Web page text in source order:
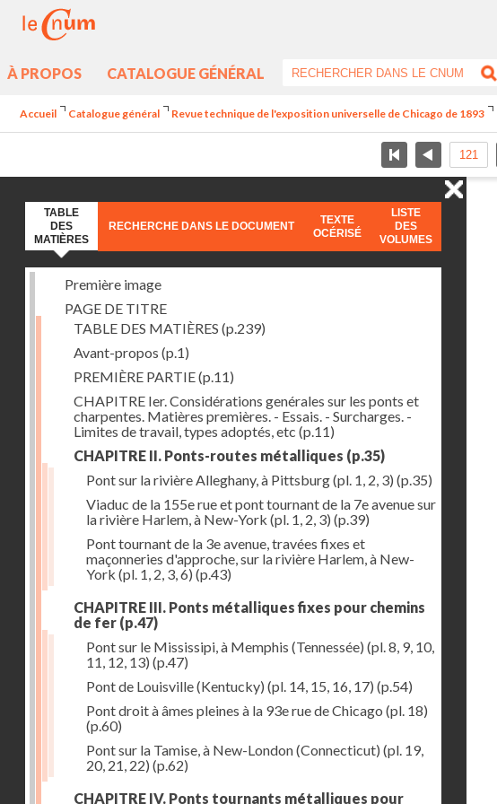
À PROPOS CATALOGUE GÉNÉRAL
Accueil Catalogue général Revue technique de l'exposition universelle de Chicago de 1893
TABLE
DES
MATIÈRES
RECHERCHE DANS LE DOCUMENT
TEXTE
OCÉRISÉ
LISTE
DES
VOLUMES
Première image
PAGE DE TITRE
TABLE DES MATIÈRES (p.239)
Avant-propos (p.1)
PREMIÈRE PARTIE(p.11)
CHAPITRE Ier. Considérations genérales sur les ponts et
charpentes. Matières premières. - Essais. - Surcharges. -
Limites de travail, types adoptés, etc (p.11)
CHAPITRE II. Ponts-routes métalliques (p.35)
Pont sur la rivière Alleghany, à Pittsburg (pl. 1, 2, 3) (p.35)
Viaduc de la 155e rue et pont tournant de la 7e avenue sur
la rivière Harlem, à New-York (pl. 1, 2, 3) (p.39)
Pont tournant de la 3e avenue, travées fixes et
maçonneries d'approche, sur la rivière Harlem, à New-
York (pl. 1, 2, 3, 6) (p.43)
CHAPITRE III. Ponts métalliques fixes pour chemins
de fer (p.47)
Pont sur le Mississipi, à Memphis (Tennessée) (pl. 8, 9, 10,
11, 12, 13) (p.47)
Pont de Louisville (Kentucky) (pl. 14, 15, 16, 17) (p.54)
Pont droit à âmes pleines à la 93e rue de Chicago (pl. 18)
(p.60)
Pont sur la Tamise, à New-London (Connecticut) (pl. 19,
20, 21, 22) (p.62)
CHAPITRE IV. Ponts tournants métalliques pour